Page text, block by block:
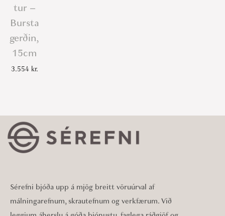
tur –
Bursta
gerðin,
15cm
3.554 kr.
Sérefni bjóða upp á mjög breitt vöruúrval af
málningarefnum, skrautefnum og verkfærum. Við